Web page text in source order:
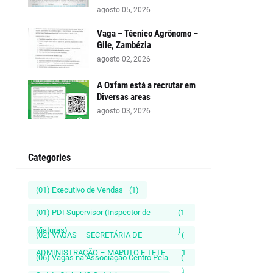
agosto 05, 2026
Vaga – Técnico Agrônomo –
Gile, Zambézia
agosto 02, 2026
A Oxfam está a recrutar em
Diversas areas
agosto 03, 2026
Categories
(01) Executivo de Vendas (1)
(01) PDI Supervisor (Inspector de
Viaturas)
(1
)
(02) VAGAS – SECRETÁRIA DE
ADMINISTRAÇÃO – MAPUTO E TETE
(
1
)
(06) Vagas na Associação Centro Pela
(